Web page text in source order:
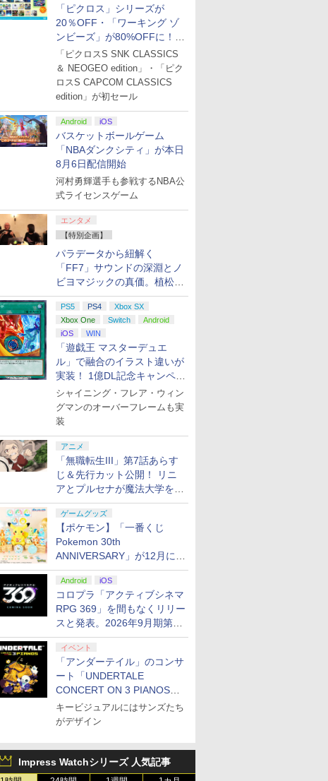
「ピクロス」シリーズが
20％OFF・「ワーキング ゾ
ンビーズ」が80%OFFに！
「ジュピターサマーセール
2026」開催
「ピクロスS SNK CLASSICS
＆ NEOGEO edition」・「ピク
ロスS CAPCOM CLASSICS
edition」が初セール
Android iOS
バスケットボールゲーム
「NBAダンクシティ」が本日
8月6日配信開始
河村勇輝選手も参戦するNBA公
式ライセンスゲーム
エンタメ
【特別企画】
パラデータから紐解く
「FF7」サウンドの深淵とノ
ビヨマジックの真価。植松伸
夫氏による「ff vol.7」一挙レ
ポート
PS5 PS4
Xbox SX
Xbox One
Switch
Android
iOS
WIN
「遊戯王 マスターデュエ
ル」で融合のイラスト違いが
実装！ 1億DL記念キャンペー
ン開催
シャイニング・フレア・ウィン
グマンのオーバーフレームも実
装
アニメ
「無職転生III」第7話あらす
じ＆先行カット公開！ リニ
アとプルセナが魔法大学を卒
業
ゲームグッズ
【ポケモン】「一番くじ
Pokemon 30th
ANNIVERSARY」が12月に再
販決定！ ピカチュウたちの
ぬいぐるみが当たる
Android iOS
コロプラ「アクティブシネマ
RPG 369」を間もなくリリー
スと発表。2026年9月期第3
四半期決算にて
イベント
「アンダーテイル」のコンサ
ート「UNDERTALE
CONCERT ON 3 PIANOS」
のチケット情報が公開
キービジュアルにはサンズたち
がデザイン
Impress Watchシリーズ 人気記事